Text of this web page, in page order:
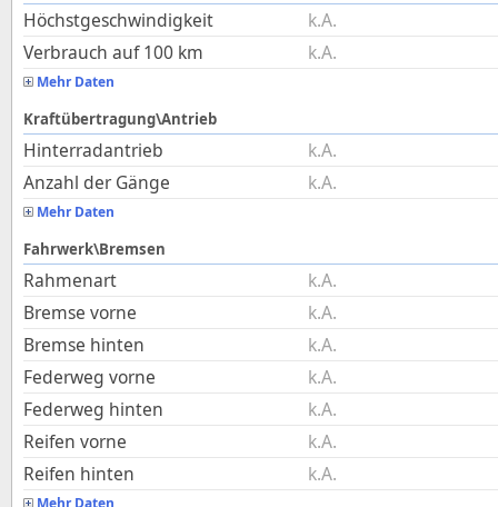
Höchstgeschwindigkeit
k.A.
Verbrauch auf 100 km
k.A.
Mehr Daten
Kraftübertragung\Antrieb
Hinterradantrieb
k.A.
Anzahl der Gänge
k.A.
Mehr Daten
Fahrwerk\Bremsen
Rahmenart
k.A.
Bremse vorne
k.A.
Bremse hinten
k.A.
Federweg vorne
k.A.
Federweg hinten
k.A.
Reifen vorne
k.A.
Reifen hinten
k.A.
Mehr Daten